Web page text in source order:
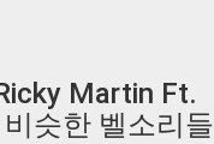
Martin Ft.
슷한 벨소리들